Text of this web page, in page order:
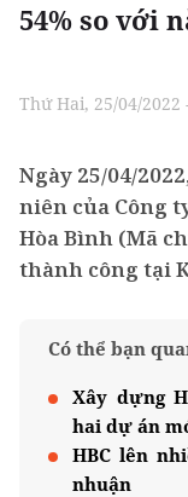
54% so với
Thứ Hai, 25/04/2022
Ngày 25/04/
niên của Công
Hòa Bình (Mã
thành công tại
Có thể bạn
Xây dựng
hai dự án
HBC lên
nhuận